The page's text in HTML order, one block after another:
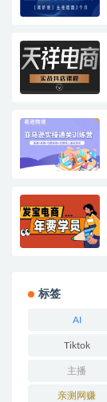
标签
AI
Tiktok
主播
亲测网赚